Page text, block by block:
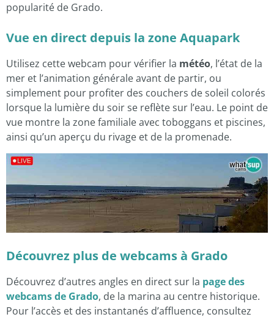
popularité de Grado.
Vue en direct depuis la zone Aquapark
Utilisez cette webcam pour vérifier la météo, l’état de la
mer et l’animation générale avant de partir, ou
simplement pour profiter des couchers de soleil colorés
lorsque la lumière du soir se reflète sur l’eau. Le point de
vue montre la zone familiale avec toboggans et piscines,
ainsi qu’un aperçu du rivage et de la promenade.
Découvrez plus de webcams à Grado
Découvrez d’autres angles en direct sur la page des
webcams de Grado, de la marina au centre historique.
Pour l’accès et des instantanés d’affluence, consultez